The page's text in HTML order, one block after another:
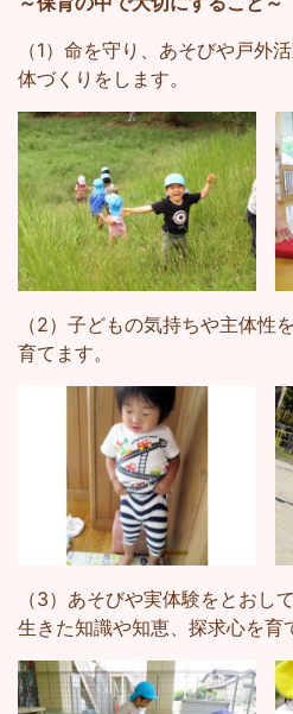
（1）命を守り、あそびや戸外
体づくりをします。
（2）子どもの気持ちや主体性
育てます。
（3）あそびや実体験をとおし
生きた知識や知恵、探求心を育